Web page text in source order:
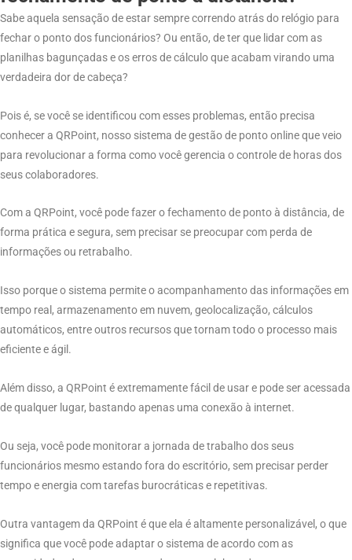
Sabe aquela sensação de estar sempre correndo atrás do relógio para
fechar o ponto dos funcionários? Ou então, de ter que lidar com as
planilhas bagunçadas e os erros de cálculo que acabam virando uma
verdadeira dor de cabeça?
Pois é, se você se identificou com esses problemas, então precisa
conhecer a QRPoint, nosso sistema de gestão de ponto online que veio
para revolucionar a forma como você gerencia o controle de horas dos
seus colaboradores.
Com a QRPoint, você pode fazer o fechamento de ponto à distância, de
forma prática e segura, sem precisar se preocupar com perda de
informações ou retrabalho.
Isso porque o sistema permite o acompanhamento das informações em
tempo real, armazenamento em nuvem, geolocalização, cálculos
automáticos, entre outros recursos que tornam todo o processo mais
eficiente e ágil.
Além disso, a QRPoint é extremamente fácil de usar e pode ser acessada
de qualquer lugar, bastando apenas uma conexão à internet.
Ou seja, você pode monitorar a jornada de trabalho dos seus
funcionários mesmo estando fora do escritório, sem precisar perder
tempo e energia com tarefas burocráticas e repetitivas.
Outra vantagem da QRPoint é que ela é altamente personalizável, o que
significa que você pode adaptar o sistema de acordo com as